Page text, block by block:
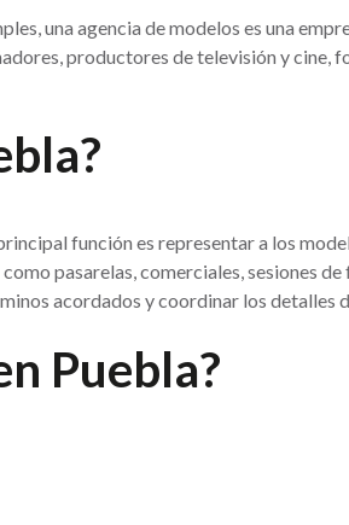
una agencia de modelos es una
productores de televisión y cine,
función es representar a los
pasarelas, comerciales, sesiones
acordados y coordinar los detalles
Puebla?